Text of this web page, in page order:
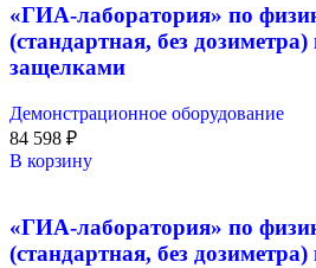
«ГИА-лаборатория» по
(стандартная, без дозиметра)
защелками
Демонстрационное оборудование
84 598 ₽
В корзину
«ГИА-лаборатория» по
(стандартная, без